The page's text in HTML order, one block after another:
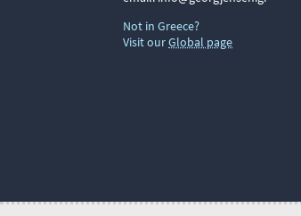
Not in Greece?
Visit ourGlobal page